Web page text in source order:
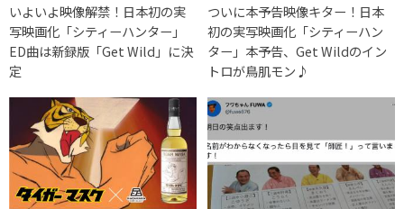
いよいよ映像解禁！日本初の実
写映画化「シティーハンター」
ED曲は新録版「Get Wild」に決
定
ついに本予告映像キター！日本
初の実写映画化「シティーハン
ター」本予告、Get Wildのイン
トロが鳥肌モン♪